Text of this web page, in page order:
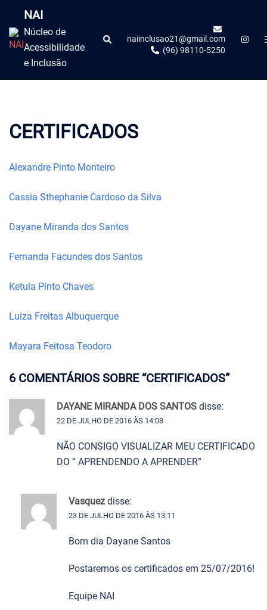
NAI
Núcleo de
Acessibilidade
e Inclusão
naiinclusao21@gmail.com
(96) 98110-5250
CERTIFICADOS
Alexandre Pinto Monteiro
Cassia Sthephanie Cardoso da Silva
Dayane Miranda dos Santos
Fernanda Facundes dos Santos
Ketula Pinto Chaves
Luiza Freitas Albuquerque
Mayara Feitosa Teodoro
6 COMENTÁRIOS SOBRE “CERTIFICADOS”
DAYANE MIRANDA DOS SANTOS disse:
22 DE JULHO DE 2016 ÀS 14:08
NÃO CONSIGO VISUALIZAR MEU CERTIFICADO
DO ” APRENDENDO A APRENDER”
Vasquez disse:
23 DE JULHO DE 2016 ÀS 13:11
Bom dia Dayane Santos
Postaremos os certificados em 25/07/2016!
Equipe NAI